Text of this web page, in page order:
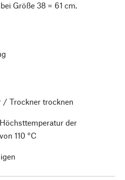
Größe 38 = 61 cm.
/ Trockner trocknen
der
110 °C